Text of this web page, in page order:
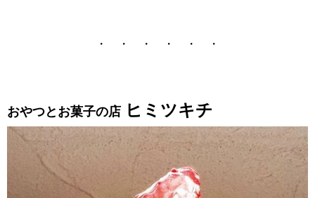
・ ・ ・ ・ ・ ・
おやつとお菓子の店 ヒミツキチ